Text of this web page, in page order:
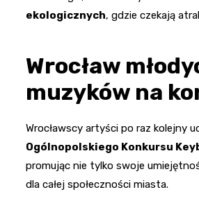
ekologicznych, gdzie czekają
Wrocław
muzyków na
Wrocławscy artyści po raz kolejny
Ogólnopolskiego Konkursu
promując nie tylko swoje
dla całej społeczności miasta.